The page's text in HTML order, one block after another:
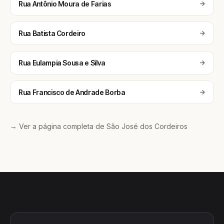
Rua Antônio Moura de Farias
Rua Batista Cordeiro
Rua Eulampia Sousa e Silva
Rua Francisco de Andrade Borba
→ Ver a página completa de São José dos Cordeiros